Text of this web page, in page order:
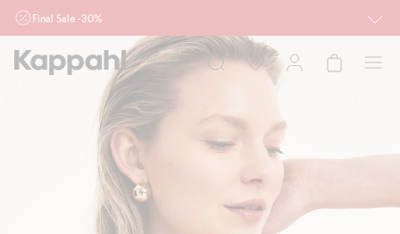
Final Sale -30%
Ważne przy zakupie min. 2 sztuk produktów włączonych w ofertę, również z
działu outlet do 10.8 w sklepach Kappahl i Newbie oraz na kappahl.com. Ofert
nie łączymy
Mężczyzna